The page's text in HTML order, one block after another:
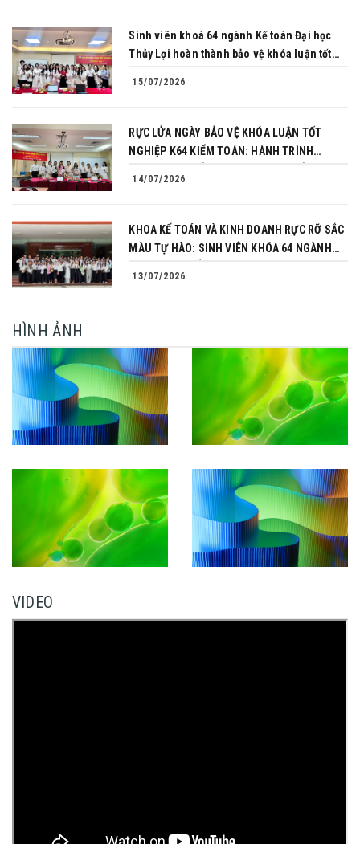
Sinh viên khoá 64 ngành Kế toán Đại học
Thủy Lợi hoàn thành bảo vệ khóa luận tốt
15/07/2026
RỰC LỬA NGÀY BẢO VỆ KHÓA LUẬN TỐT
NGHIỆP K64 KIỂM TOÁN: HÀNH TRÌNH
14/07/2026
KHOA KẾ TOÁN VÀ KINH DOANH RỰC RỠ SẮC
MÀU TỰ HÀO: SINH VIÊN KHÓA 64 NGÀNH
13/07/2026
HÌNH ẢNH
VIDEO